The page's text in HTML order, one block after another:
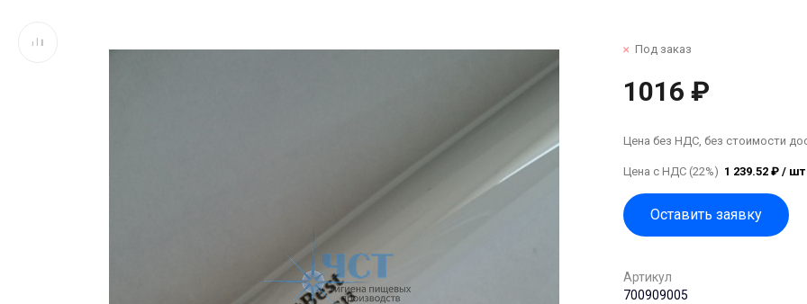
Под заказ
1016 ₽
Цена без НДС, без стоимости
Цена с НДС (22%) 1 239.52 ₽ / шт
Оставить заявку
Артикул
700909005